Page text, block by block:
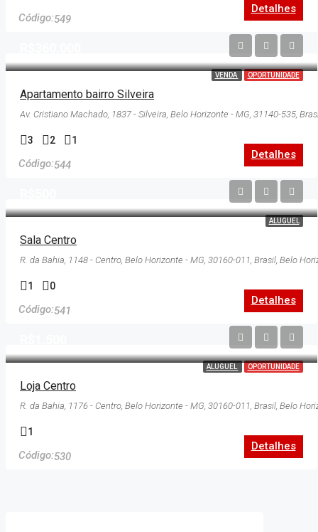
549
Detalhes
VENDA OPORTUNIDADE
Apartamento bairro Silveira
544
3 2 1
Detalhes
ALUGUEL
Sala Centro
541
1 0
Detalhes
ALUGUEL OPORTUNIDADE
Loja Centro
530
1
Detalhes